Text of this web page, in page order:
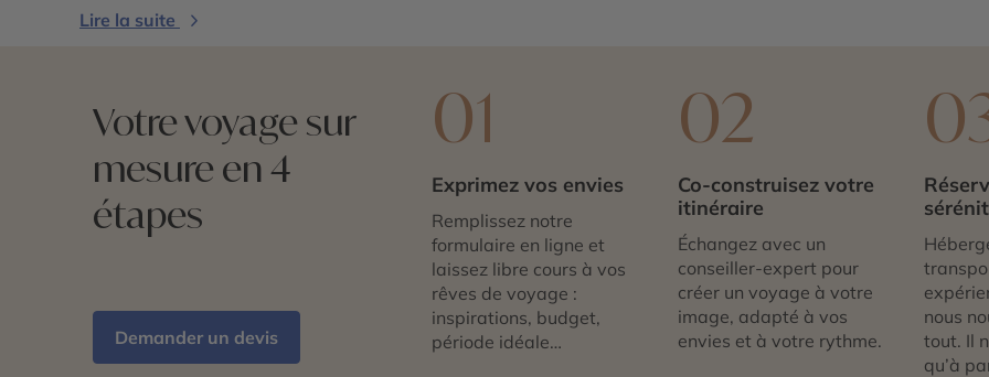
Lire la suite
Votre voyage sur
mesure en 4
étapes
Demander un devis
01
Exprimez vos envies
Remplissez notre
formulaire en ligne et
laissez libre cours à vos
rêves de voyage :
inspirations, budget,
période idéale…
02
Co-construisez votre
itinéraire
Échangez avec un
conseiller-expert pour
créer un voyage à votre
image, adapté à vos
envies et à votre rythme.
nous
tout. Il
qu’à